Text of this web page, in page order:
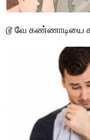
டூ வே கண்ணாடியை